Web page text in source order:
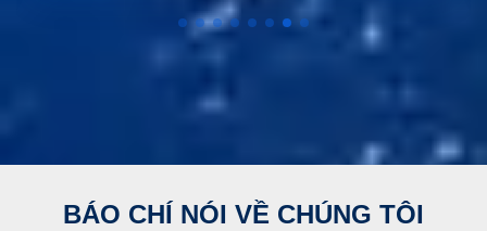
BÁO CHÍ NÓI VỀ CHÚNG TÔI